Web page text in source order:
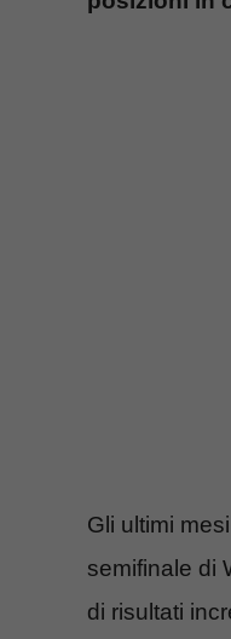
Gli ultimi
semifinale di
di risultati